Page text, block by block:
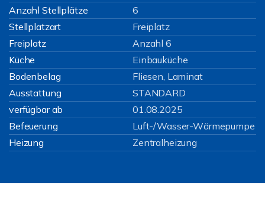
Anzahl Stellplätze
6
Stellplatzart
Freiplatz
Freiplatz
Anzahl 6
Küche
Einbauküche
Bodenbelag
Fliesen, Laminat
Ausstattung
STANDARD
verfügbar ab
01.08.2025
Befeuerung
Luft-/Wasser-Wärmepumpe
Heizung
Zentralheizung